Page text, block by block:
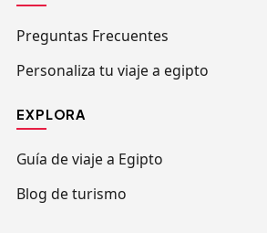
Preguntas Frecuentes
Personaliza tu viaje a egipto
EXPLORA
Guía de viaje a Egipto
Blog de turismo